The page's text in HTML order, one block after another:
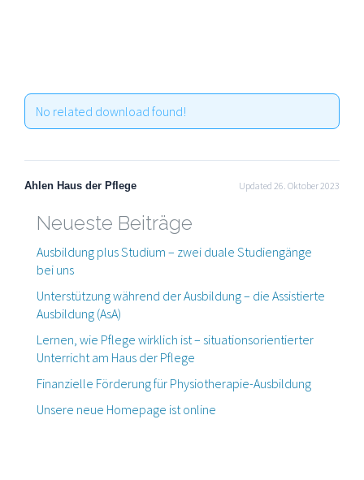
No related download found!
Ahlen Haus der Pflege Updated 26. Oktober 2023
Neueste Beiträge
Ausbildung plus Studium – zwei duale Studiengänge
bei uns
Unterstützung während der Ausbildung – die Assistierte
Ausbildung (AsA)
Lernen, wie Pflege wirklich ist – situationsorientierter
Unterricht am Haus der Pflege
Finanzielle Förderung für Physiotherapie-Ausbildung
Unsere neue Homepage ist online